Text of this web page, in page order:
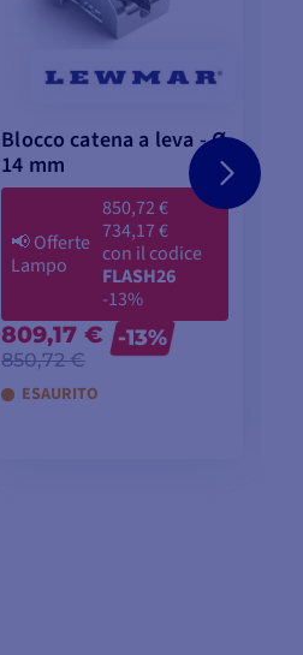
Blocco catena a leva - Ø
14 mm
📢Offerte
Lampo
850,72 €
734,17 €
con il codice
FLASH26
-13%
809,17 €
850,72 €
-13%
ESAURITO